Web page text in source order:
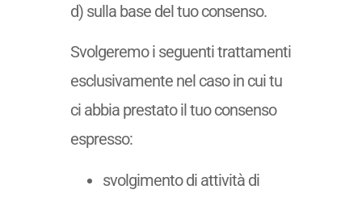
d) sulla base del tuo consenso.
Svolgeremo i seguenti trattamenti
esclusivamente nel caso in cui tu
ci abbia prestato il tuo consenso
espresso:
svolgimento di attività di